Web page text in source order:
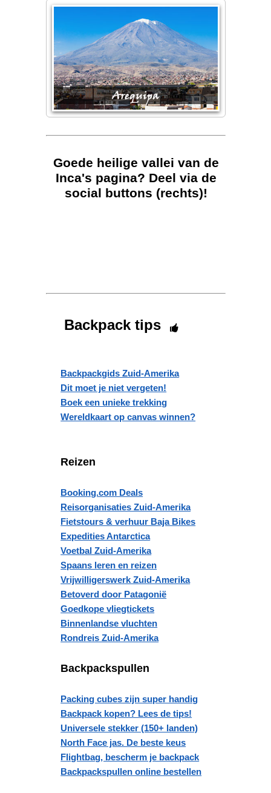
Goede heilige vallei van de
Inca's pagina? Deel via de
social buttons (rechts)!
Backpack tips
Backpackgids Zuid-Amerika
Dit moet je niet vergeten!
Boek een unieke trekking
Wereldkaart op canvas winnen?
Reizen
Booking.com Deals
Reisorganisaties Zuid-Amerika
Fietstours & verhuur Baja Bikes
Expedities Antarctica
Voetbal Zuid-Amerika
Spaans leren en reizen
Vrijwilligerswerk Zuid-Amerika
Betoverd door Patagonië
Goedkope vliegtickets
Binnenlandse vluchten
Rondreis Zuid-Amerika
Backpackspullen
Packing cubes zijn super handig
Backpack kopen? Lees de tips!
Universele stekker (150+ landen)
North Face jas. De beste keus
Flightbag, bescherm je backpack
Backpackspullen online bestellen